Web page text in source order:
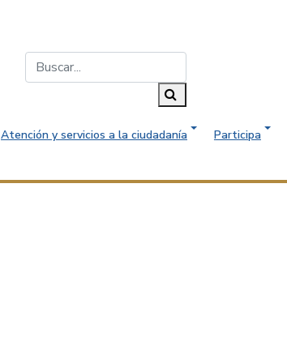
Atención y servicios a la ciudadanía Participa